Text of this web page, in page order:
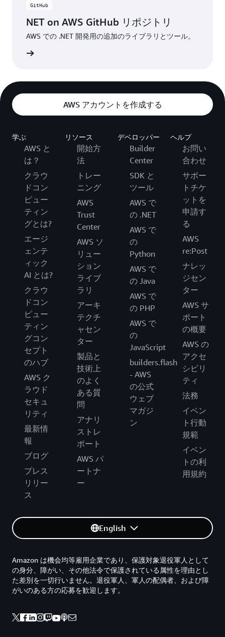
GitHub
NET on AWS GitHub リポジトリ
AWS での .NET 開発用の追加のライブラリとツール。
AWS アカウントを作成する
学ぶ
AWS と
は？
クラウ
ドコン
ピュー
ティン
グとは?
エージ
ェンテ
ィック
AI とは?
クラウ
ドコン
ピュー
ティン
グコン
セプト
のハブ
AWS ク
ラウド
セキュ
リティ
最新情
報
ブログ
プレス
リリー
ス
リソース
開始方
法
トレー
ニング
AWS
Trust
Center
AWS ソ
リュー
ション
ライブ
ラリ
アーキ
テクチ
ャセン
ター
製品と
技術上
のよく
ある質
問
アナリ
ストレ
ポート
AWS パ
ートナ
ー
デベロッパー
Builder
Center
SDK と
ツール
AWS で
の .NET
AWS で
の
Python
AWS で
の Java
AWS で
の PHP
AWS で
の
JavaScript
builders.flash
- AWS
の公式
ウェブ
マガジ
ン
ヘルプ
お問い
合わせ
サポー
トチケ
ットを
申請す
る
AWS
re:Post
ナレッ
ジセン
ター
AWS サ
ポート
の概要
AWS の
アクセ
シビリ
ティ
法務
イベン
ト行動
規範
イベン
トの利
用規約
English
Amazon は機会均等雇用企業であり、保護対象退役軍人として
の身分、障がい、その他法令で保護されている属性を理由とし
た差別を一切行いません。退役軍人、軍人の配偶者、および障
がいのある方の応募を歓迎します。